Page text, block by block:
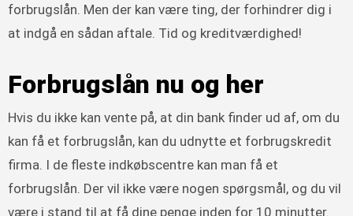
forbrugslån. Men der kan være ting, der forhindrer dig i
at indgå en sådan aftale. Tid og kreditværdighed!
Forbrugslån nu og her
Hvis du ikke kan vente på, at din bank finder ud af, om du
kan få et forbrugslån, kan du udnytte et forbrugskredit
firma. I de fleste indkøbscentre kan man få et
forbrugslån. Der vil ikke være nogen spørgsmål, og du vil
være i stand til at få dine penge inden for 10 minutter.